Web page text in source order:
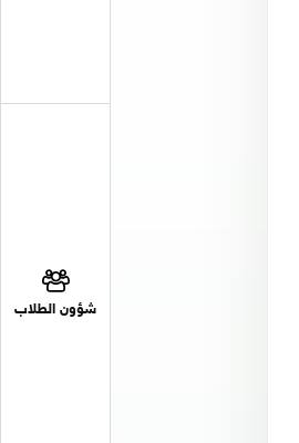
شؤون الطلاب